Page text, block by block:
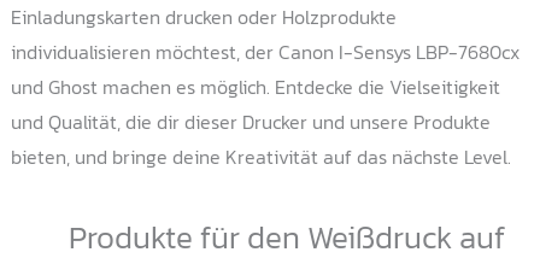
Einladungskarten drucken oder Holzprodukte
individualisieren möchtest, der Canon I-Sensys LBP-7680cx
und Ghost machen es möglich. Entdecke die Vielseitigkeit
und Qualität, die dir dieser Drucker und unsere Produkte
bieten, und bringe deine Kreativität auf das nächste Level.
Produkte für den Weißdruck auf